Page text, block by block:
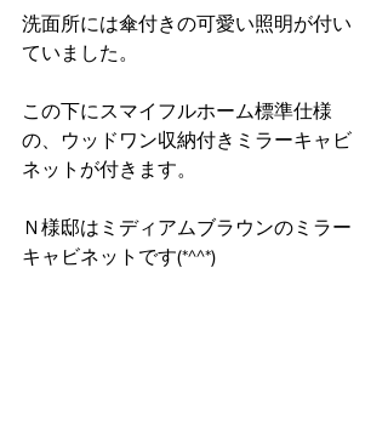
洗面所には傘付きの可愛い照明が付い
ていました。
この下にスマイフルホーム標準仕様
の、ウッドワン収納付きミラーキャビ
ネットが付きます。
Ｎ様邸はミディアムブラウンのミラー
キャビネットです(*^^*)